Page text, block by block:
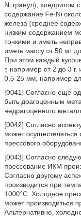
Ni гранул), хондритом
содержание Fe-Ni
железа (среднее
низким содержанием
тонкими и иметь
иметь массу от 50 мг
При этом каждый
г, например от 2 до 3
0,5-25 мм, например
[0041] Согласно еще
быть драгоценным
недрагоценного
[0042] Согласно
может
прессового
[0043] Согласно
прессование ИКМ
Согласно другому
производится при
1000°С. Холодное
может производиться
Альтернативно,